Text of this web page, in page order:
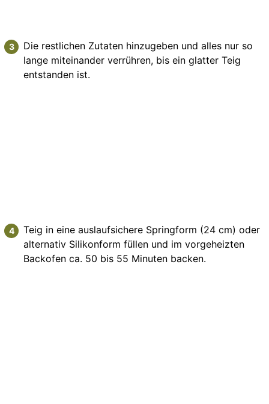
Die restlichen Zutaten hinzugeben und alles nur so
lange miteinander verrühren, bis ein glatter Teig
entstanden ist.
Teig in eine auslaufsichere Springform (24 cm) oder
alternativ Silikonform füllen und im vorgeheizten
Backofen ca. 50 bis 55 Minuten backen.